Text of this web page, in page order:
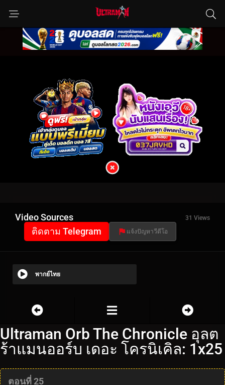
Video Sources 31 Views
ติดตาม Telegram แจ้งปัญหาวีดีโอ
พากย์ไทย
Ultraman Orb The Chronicle อุลต
ร้าแมนออร์บ เดอะ โครนิเคิล: 1x25
ตอนที่ 25